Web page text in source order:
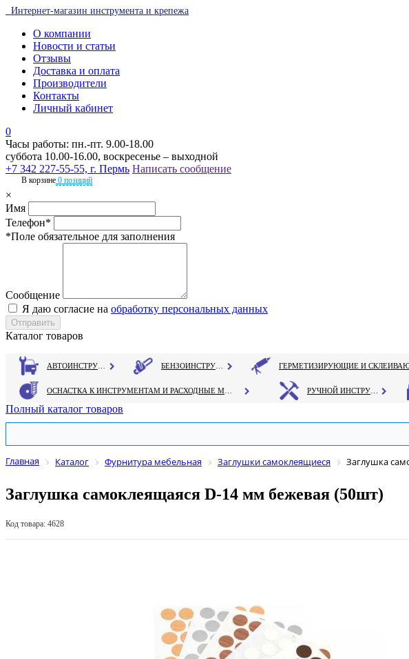
Интернет-магазин инструмента и крепежа
О компании
Новости и статьи
Отзывы
Доставка и оплата
Производители
Контакты
Личный кабинет
0
Часы работы: пн.-пт. 9.00-18.00
суббота 10.00-16.00, воскресенье – выходной
+7 342 227-55-55, г. Пермь Написать сообщение
В корзине 0 позиций
×
Имя
Телефон*
*Поле обязательное для заполнения
Сообщение
Я даю согласие на обработку персональных данных
Каталог товаров
Полный каталог товаров
Главная Каталог Фурнитура мебельная Заглушки самоклеящиеся Заглушка
Заглушка самоклеящаяся D-14 мм бежевая (50шт)
Код товара: 4628